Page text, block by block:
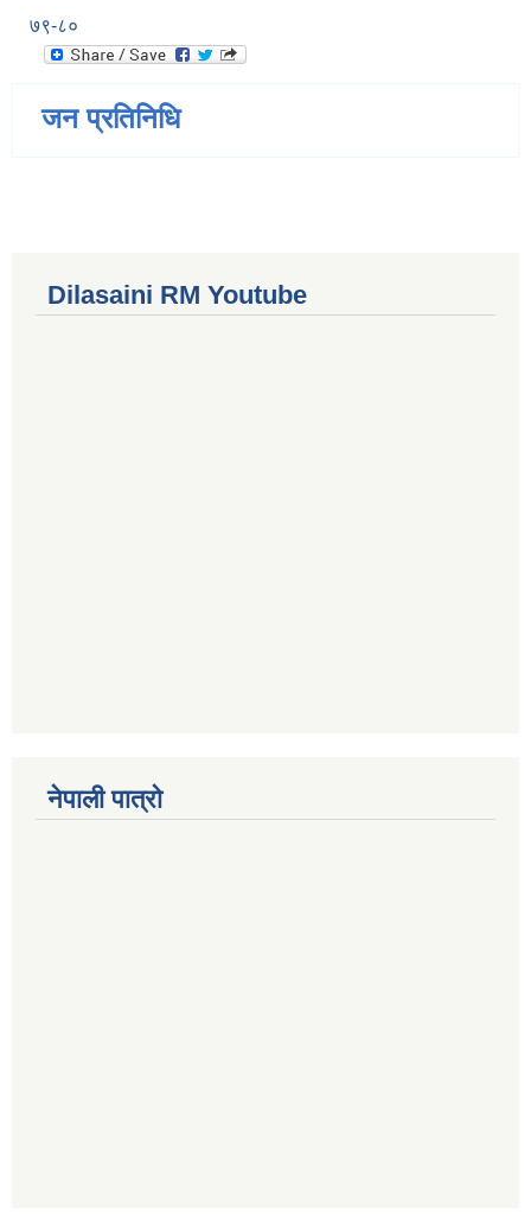
७९-८०
जन प्रतिनिधि
Dilasaini RM Youtube
नेपाली पात्रो